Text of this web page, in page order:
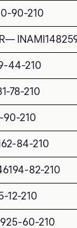
90-210
— INAMI
44-210
78-210
90-210
84-210
82-210
12-210
60-210